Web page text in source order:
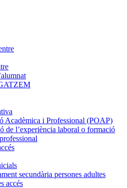
Acadèmica i Professional (POAP)
de l’experiència laboral o formació
secundària persones adultes
accés